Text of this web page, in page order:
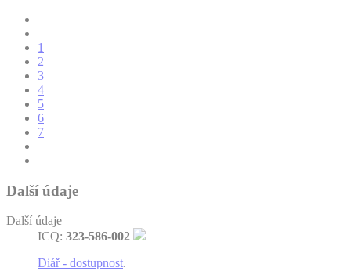
1
2
3
4
5
6
7
Další údaje
Další údaje
ICQ: 323-586-002
Diář - dostupnost.